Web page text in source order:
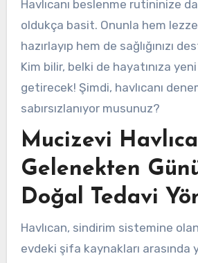
Havlıcanı beslenme rutininize
oldukça basit. Onunla hem
hazırlayıp hem de sağlığınızı
Kim bilir, belki de hayatınıza
getirecek! Şimdi, havlıcanı
sabırsızlanıyor musunuz?
Mucizevi
Gelenekten
Doğal Tedavi
Havlıcan, sindirim sistemine
evdeki şifa kaynakları arasında